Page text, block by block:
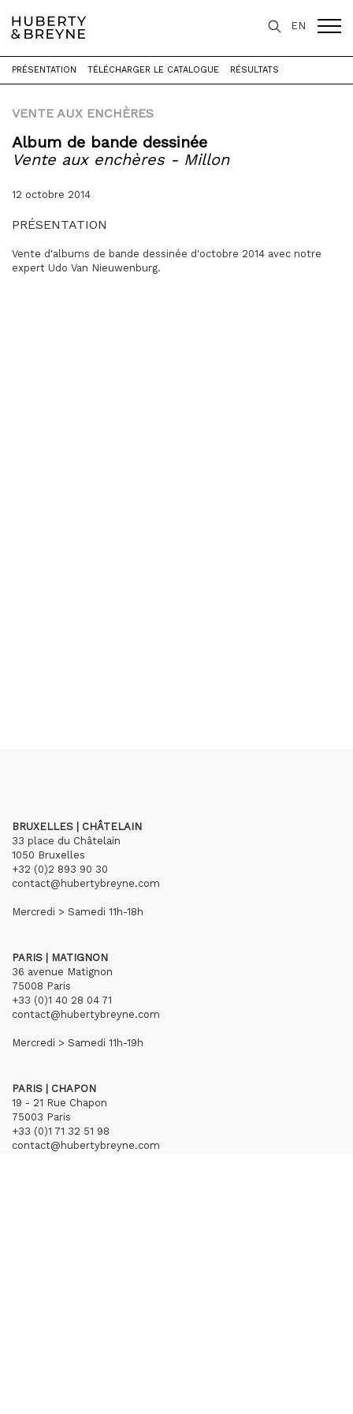
EN
Accueil > Expertise > Vente aux enchères >
Vente aux enchères - Millon
VENTE AUX ENCHÈRES
Album de bande dessinée
Vente aux enchères - Millon
12 octobre 2014
PRÉSENTATION TÉLÉCHARGER LE CATALOGUE RÉSULTATS
PRÉSENTATION
Vente d'albums de bande dessinée d'octobre 2014 avec notre
expert Udo Van Nieuwenburg.
BRUXELLES | CHÂTELAIN
33 place du Châtelain
1050 Bruxelles
+32 (0)2 893 90 30
contact@hubertybreyne.com
Mercredi > Samedi 11h-18h
PARIS | MATIGNON
36 avenue Matignon
75008 Paris
+33 (0)1 40 28 04 71
contact@hubertybreyne.com
Mercredi > Samedi 11h-19h
PARIS | CHAPON
19 - 21 Rue Chapon
75003 Paris
+33 (0)1 71 32 51 98
contact@hubertybreyne.com